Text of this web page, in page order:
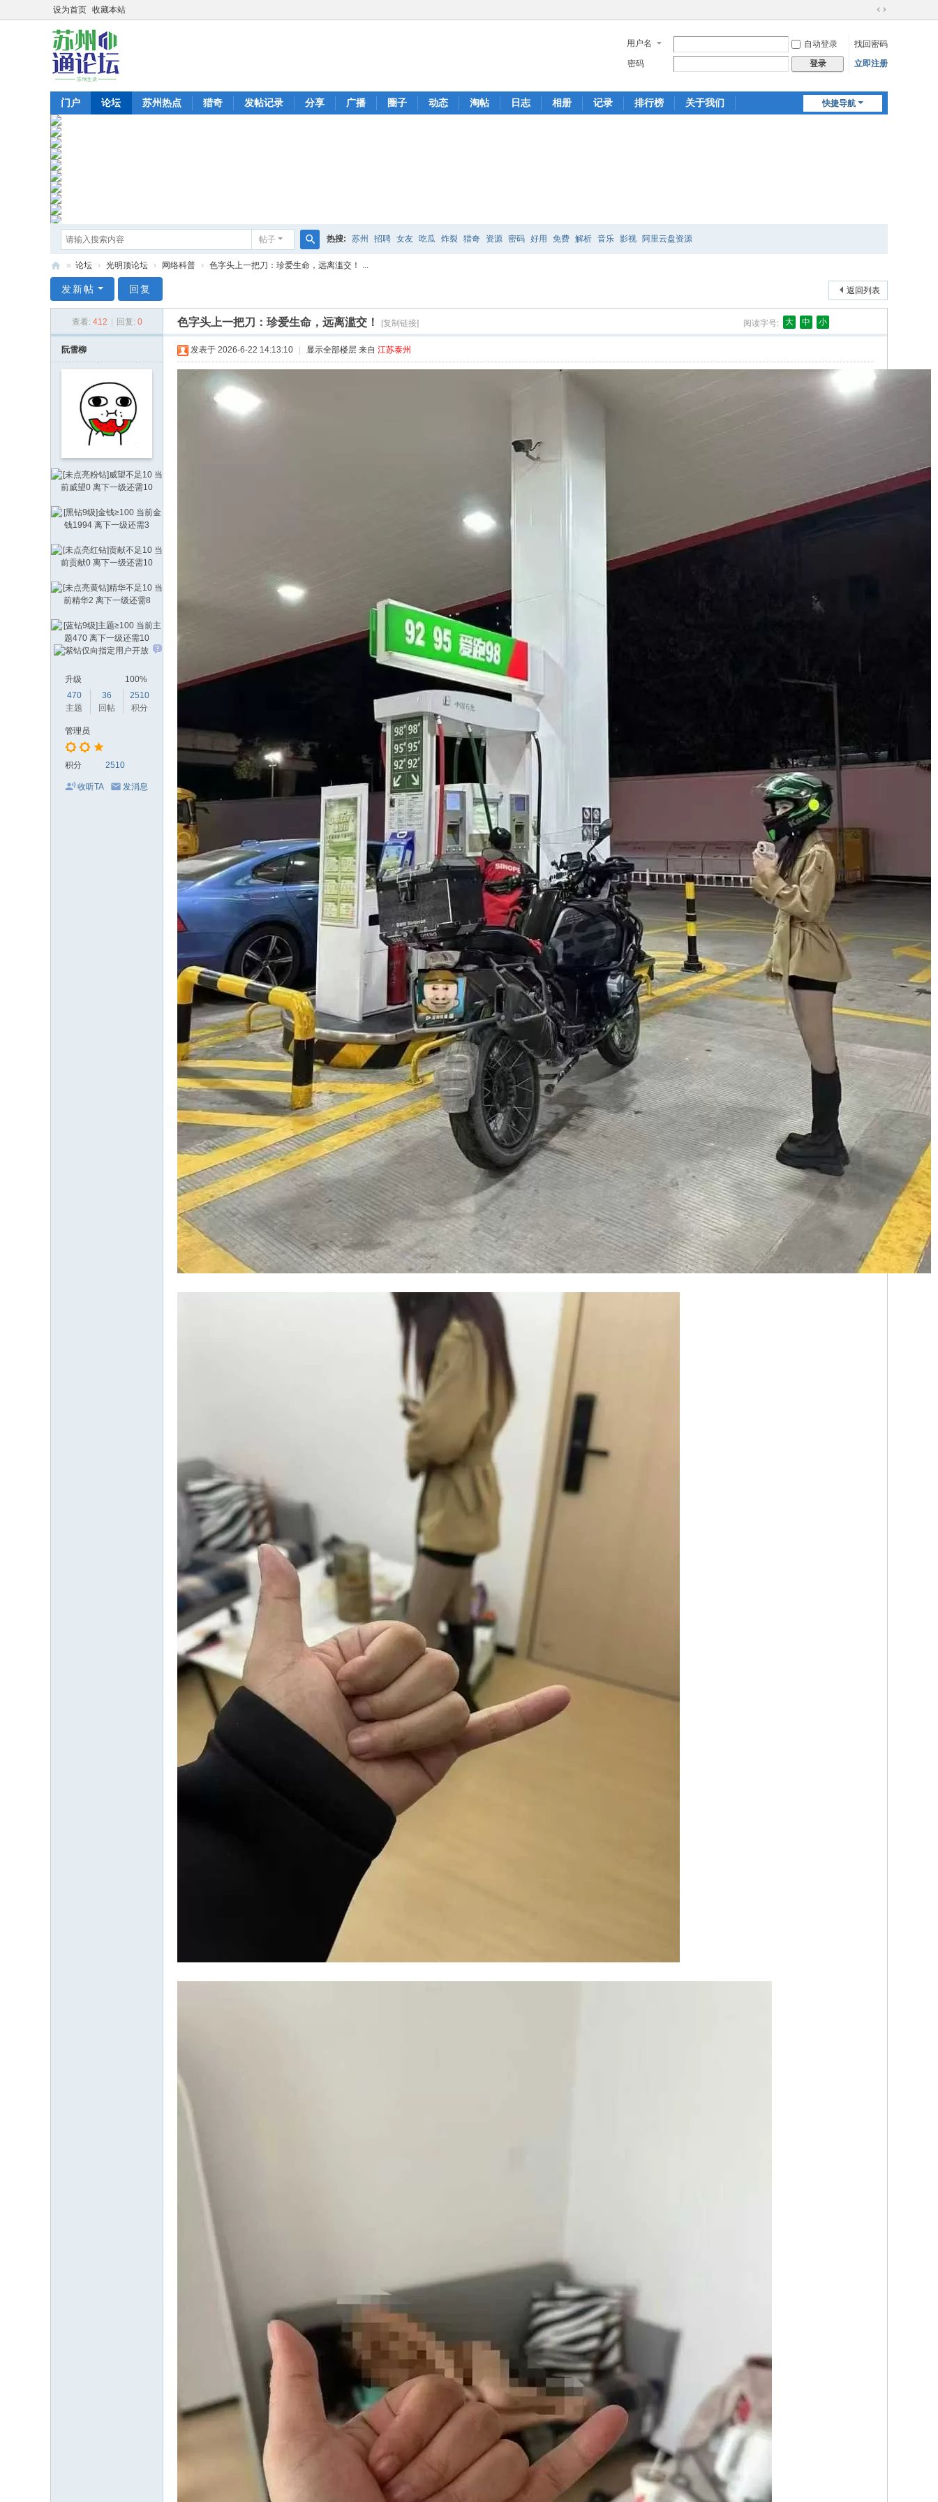
设为首页 收藏本站
切
到
宽
用户名 自动登录
找回密码
密码
登录 立即注册
快捷导航
门户 论坛 苏州热点 猎奇 发帖记录 分享 广播 圈子 动态 淘帖 日志 相册 记录 排行榜 关于我们
帖子
搜
热搜: 苏州 招聘 女友 吃瓜 炸裂 猎奇 资源 密码 好用 免费 解析 音乐 影视 阿里云盘资源
州
» 论坛 › 光明顶论坛 › 网络科普 › 色字头上一把刀：珍爱生命，远离滥交！ ...
返回列表
发新帖 回复
查看: 412 回复: 0 色字头上一把刀：珍爱生命，远离滥交！ [复制链接] 阅读字号: 大 中 小
阮雪柳
升级
100%
470
主题
36
回帖
2510
积分
管理员
积分 2510
收听TA 发消息
发表于 2026-6-22 14:13:10 显示全部楼层 来自 江苏泰州